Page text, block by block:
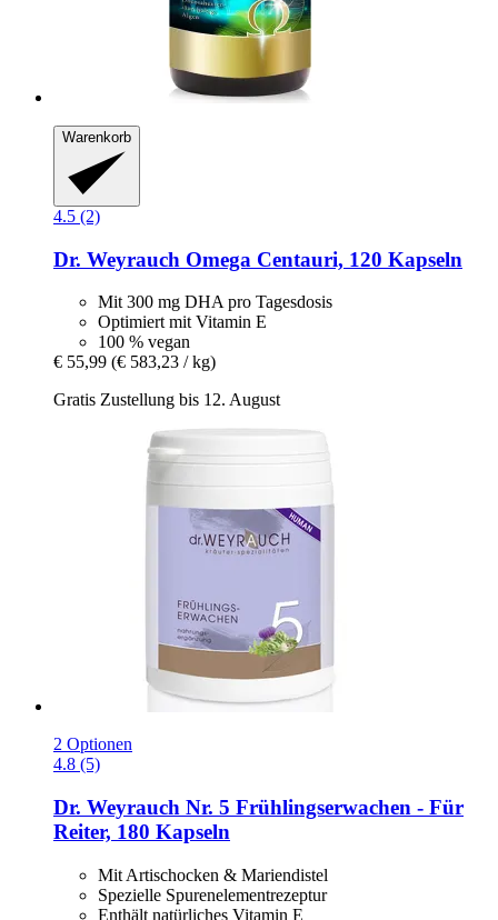
Warenkorb
4.5 (2)
Dr. Weyrauch Omega Centauri, 120 Kapseln
Mit 300 mg DHA pro Tagesdosis
Optimiert mit Vitamin E
100 % vegan
€ 55,99 (€ 583,23 / kg)
Gratis Zustellung bis 12. August
2 Optionen
4.8 (5)
Dr. Weyrauch Nr. 5 Frühlingserwachen -​ Für
Reiter, 180 Kapseln
Mit Artischocken & Mariendistel
Spezielle Spurenelementrezeptur
Enthält natürliches Vitamin E